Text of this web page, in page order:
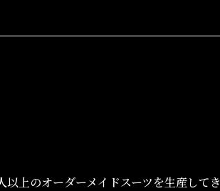
上のオーダーメイドスーツを生産して